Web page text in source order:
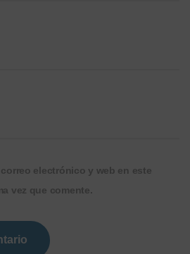
electrónico y web en este
vez que comente.